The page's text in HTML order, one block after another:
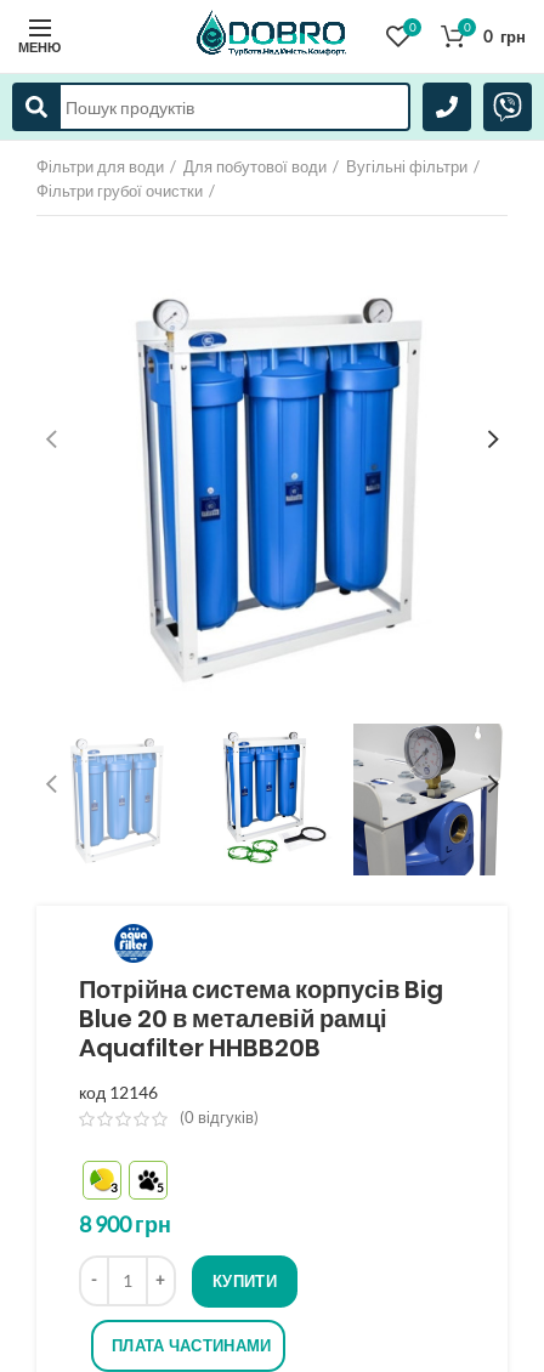
МЕНЮ
0 0 0 грн
Фільтри для води Для побутової води
Вугільні фільтри
Фільтри грубої очистки
Потрійна система корпусів Big
Blue 20 в металевій рамці
Aquafilter HHBB20B
код 12146
(0 відгуків)
3 5
8 900грн
Кількість
КУПИТИ
ПЛАТА ЧАСТИНАМИ